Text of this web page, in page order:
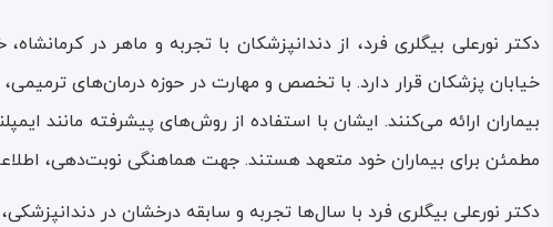
دکتر نورعلی بیگلری فرد، از دندانپزشکان با تجربه و ماهر در
خیابان پزشکان قرار دارد. با تخصص و مهارت در حوزه درمان‌های
بیماران ارائه می‌کنند. ایشان با استفاده از روش‌های پیشرفته مانند
مطمئن برای بیماران خود متعهد هستند. جهت هماهنگی نوبت‌دهی،
دکتر نورعلی بیگلری فرد با سال‌ها تجربه و سابقه درخشان در